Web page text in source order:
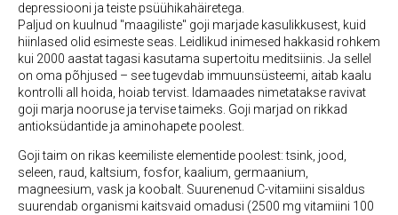
depressiooni ja teiste psüühikahäiretega.
Paljud on kuulnud "maagiliste" goji marjade kasulikkusest, kuid
hiinlased olid esimeste seas. Leidlikud inimesed hakkasid rohkem
kui 2000 aastat tagasi kasutama supertoitu meditsiinis. Ja sellel
on oma põhjused – see tugevdab immuunsüsteemi, aitab kaalu
kontrolli all hoida, hoiab tervist. Idamaades nimetatakse ravivat
goji marja nooruse ja tervise taimeks. Goji marjad on rikkad
antioksüdantide ja aminohapete poolest.
Goji taim on rikas keemiliste elementide poolest: tsink, jood,
seleen, raud, kaltsium, fosfor, kaalium, germaanium,
magneesium, vask ja koobalt. Suurenenud C-vitamiini sisaldus
suurendab organismi kaitsvaid omadusi (2500 mg vitamiini 100